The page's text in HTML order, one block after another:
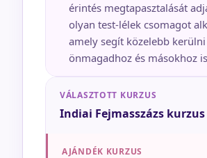
érintés megtapasztalását
olyan test-lélek csomagot
amely segít közelebb kerülni
önmagadhoz és másokhoz
VÁLASZTOTT KURZUS
Indiai Fejmasszázs kurzus
AJÁNDÉK KURZUS